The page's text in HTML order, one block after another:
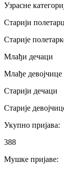
Узрасне
Старији
Старије
Млађи дечаци
Млађе девојчице
Старији дечаци
Старије
Укупно пријава:
388
Мушке пријаве: